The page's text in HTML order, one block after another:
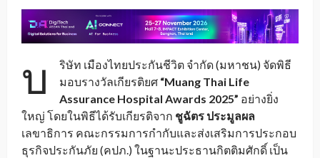
บ
ริษัท เมืองไทยประกันชีวิต จำกัด (มหาชน) จัดพิธี
มอบรางวัลเกียรติยศ “Muang Thai Life
Assurance Hospital Awards 2025” อย่างยิ่ง
ใหญ่ โดยในพิธีได้รับเกียรติจาก ชูฉัตร ประมูลผล
เลขาธิการ คณะกรรมการกำกับและส่งเสริมการประกอบ
ธุรกิจประกันภัย (คปภ.) ในฐานะประธานกิตติมศักดิ์ เป็น